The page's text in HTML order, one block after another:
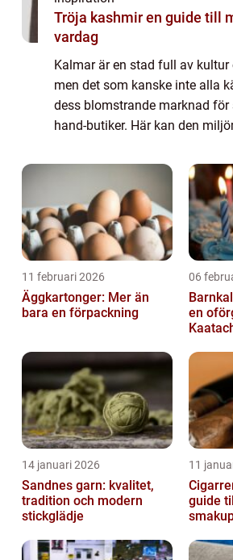
Tröja kashmir en guide till mjuk lyxlig
vardag
Kalmar är en stad full av kultur
men det som kanske inte alla
dess blomstrande marknad för
hand-butiker. Här kan den
hitta unika pl...
11 februari 2026
Äggkartonger: Mer än
bara en förpackning
06
en
14 januari 2026
Sandnes garn: kvalitet,
tradition och modern
stickglädje
11
Cigarrer
guide